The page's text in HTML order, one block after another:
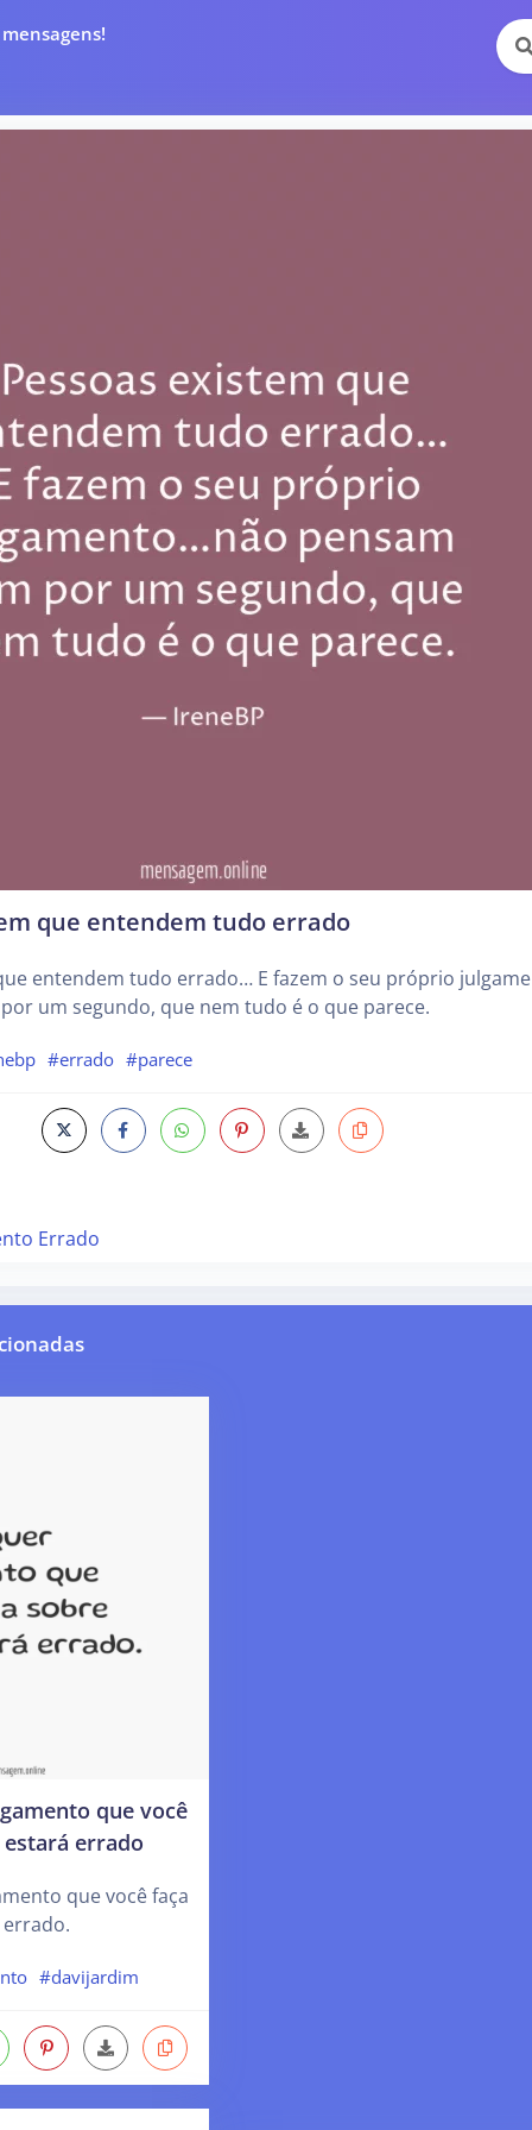
que entendem tudo errado
entendem tudo errado… E fazem o seu próprio
um segundo, que nem tudo é o que parece.
#errado #parece
Errado
que você
errado
que você faça
#davijardim